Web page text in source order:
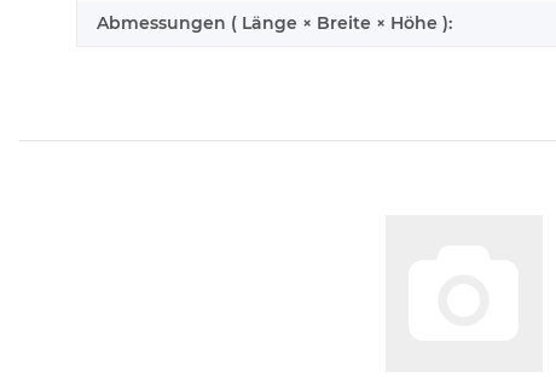
Abmessungen ( Länge × Breite × Höhe ):